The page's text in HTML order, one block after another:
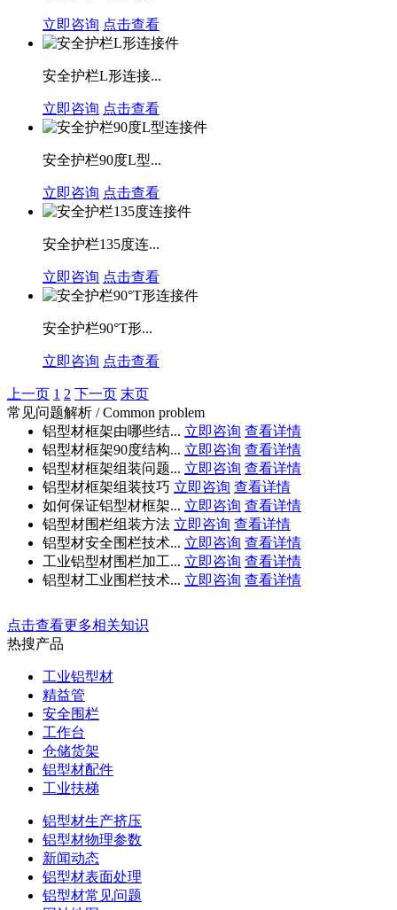
立即咨询 点击查看
安全护栏L形连接...
立即咨询 点击查看
安全护栏90度L型...
立即咨询 点击查看
安全护栏135度连...
立即咨询 点击查看
安全护栏90°T形...
立即咨询 点击查看
上一页 1 2 下一页 末页
常见问题解析 / Common problem
铝型材框架由哪些结... 立即咨询 查看详情
铝型材框架90度结构... 立即咨询 查看详情
铝型材框架组装问题... 立即咨询 查看详情
铝型材框架组装技巧 立即咨询 查看详情
如何保证铝型材框架... 立即咨询 查看详情
铝型材围栏组装方法 立即咨询 查看详情
铝型材安全围栏技术... 立即咨询 查看详情
工业铝型材围栏加工... 立即咨询 查看详情
铝型材工业围栏技术... 立即咨询 查看详情
点击查看更多相关知识
热搜产品
工业铝型材
精益管
安全围栏
工作台
仓储货架
铝型材配件
工业扶梯
铝型材生产挤压
铝型材物理参数
新闻动态
铝型材表面处理
铝型材常见问题